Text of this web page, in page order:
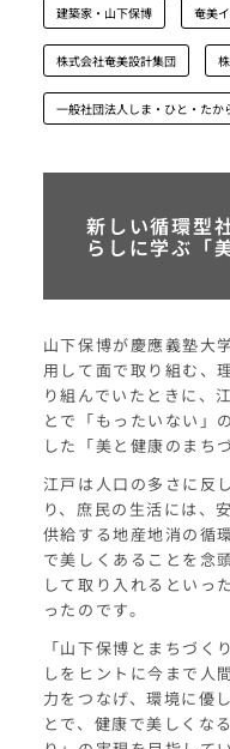
建築家・山下保博 奄美
株式会社奄美設計集団
一般社団法人しま・ひと・たか
新しい循環型
らしに学ぶ「
山下保博が慶應義塾大
用して面で取り組む、
り組んでいたときに、
とで「もったいない」
した「美と健康のまち
江戸は人口の多さに反
り、庶民の生活には、
供給する地産地消の循
で美しくあることを念
して取り入れるといっ
ったのです。
「山下保博とまちづく
しをヒントに今まで人
力をつなげ、環境に優
とで、健康で美しくな